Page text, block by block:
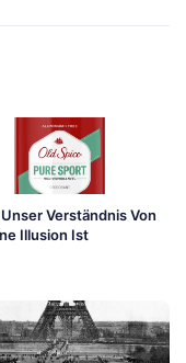
Verständnis Von
Illusion Ist